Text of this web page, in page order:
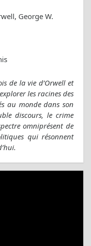
George W.
de la vie d’Orwell et
les racines des
au monde dans son
discours, le crime
omniprésent de
qui résonnent